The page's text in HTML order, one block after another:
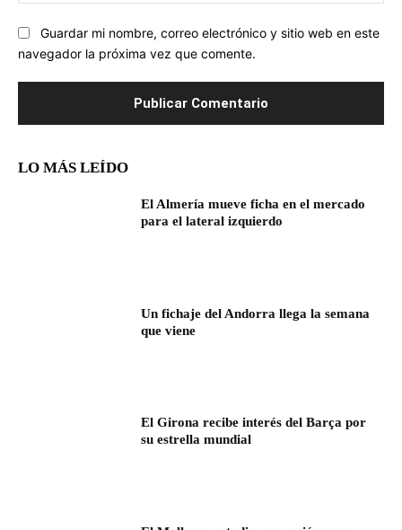
Guardar mi nombre, correo electrónico y sitio web en este
navegador la próxima vez que comente.
LO MÁS LEÍDO
El Almería mueve ficha en el mercado
para el lateral izquierdo
Un fichaje del Andorra llega la semana
que viene
El Girona recibe interés del Barça por
su estrella mundial